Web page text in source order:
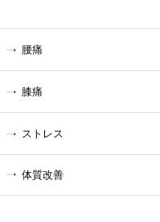
腰痛
膝痛
ストレス
体質改善